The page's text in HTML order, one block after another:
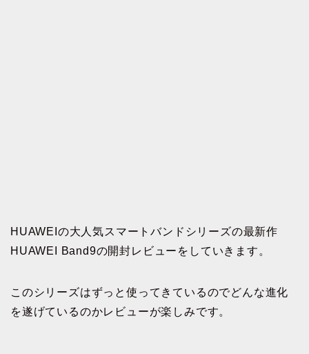
HUAWEIの大人気スマートバンドシリーズの最新作
HUAWEI Band9の開封レビューをしていきます。
このシリーズはずっと使ってきているのでどんな進化
を遂げているのかレビューが楽しみです。